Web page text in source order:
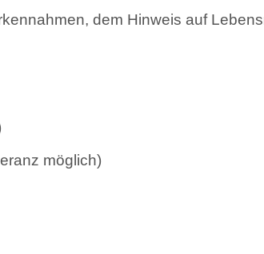
dem Hinweis auf
möglich)